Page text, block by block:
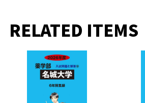
RELATED ITEMS